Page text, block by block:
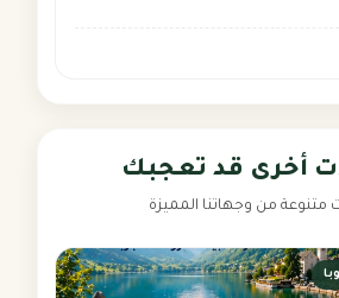
أخرى قد تعجبك
متنوعة من وجهاتنا المميزة